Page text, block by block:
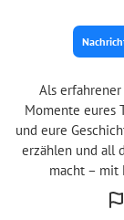
Als
Momente eures
und eure
erzählen und all
macht – mit